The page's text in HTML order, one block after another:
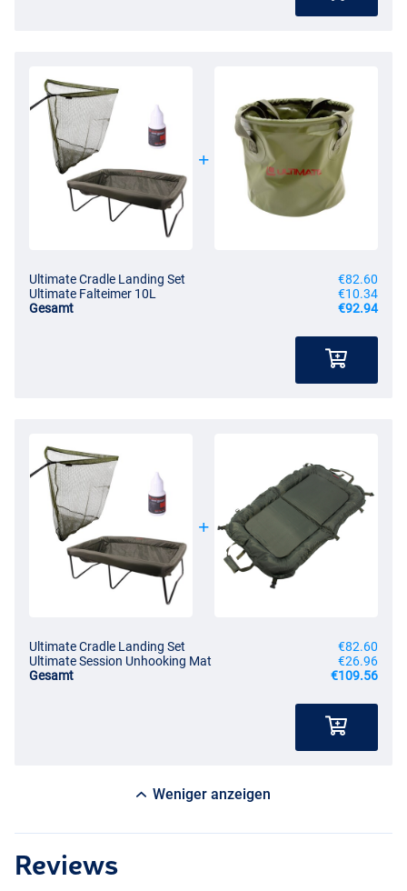
Ultimate Cradle Landing Set
€82.60
Ultimate Falteimer 10L
€10.34
Gesamt
€92.94
Ultimate Cradle Landing Set
€82.60
Ultimate Session Unhooking Mat
€26.96
Gesamt
€109.56
Weniger anzeigen
Reviews